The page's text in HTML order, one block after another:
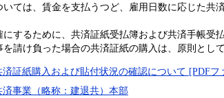
ては、賃金を支払うつど、雇用日数に応じた
するために、共済証紙受払簿および共済手帳受払
請け負った場合の共済証紙の購入は、原則とし
証紙購入および貼付状況の確認について [PDFフ
事業（略称：建退共）本部